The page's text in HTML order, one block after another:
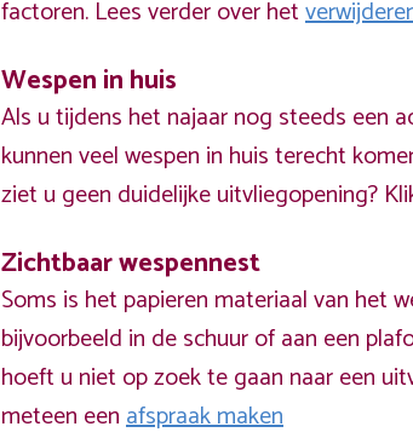
factoren. Lees verder over het
Wespen in huis
Als u tijdens het najaar nog steeds een
kunnen veel wespen in huis terecht
ziet u geen duidelijke uitvliegopening?
Zichtbaar wespennest
Soms is het papieren materiaal van het
bijvoorbeeld in de schuur of aan een
hoeft u niet op zoek te gaan naar een
meteen eenafspraak maken